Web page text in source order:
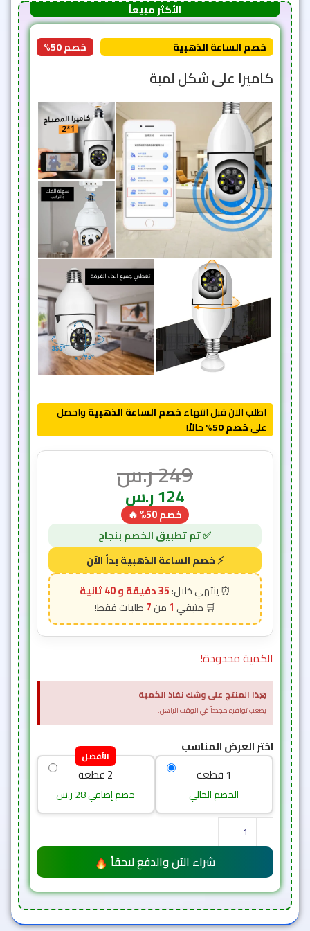
الأكثر مبيعاً
خصم الساعة الذهبية خصم 50%
كاميرا على شكل لمبة
اطلب الآن قبل انتهاءخصم الساعة الذهبيةواحصل
علىخصم 50% حالاً!
249ر.س
124ر.س
خصم 50% 🔥
35 دقيقة و 38 ثانية
1
7
الكمية محدودة!
هذا المنتج على وشك نفاذ الكمية
يصعب توافره مجدداً في الوقت الراهن.
×
اختر العرض المناسب
1 قطعة
الخصم الحالي
الأفضل
2 قطعة
خصم إضافي 28 ر.س
شراء الآن والدفع لاحقاً